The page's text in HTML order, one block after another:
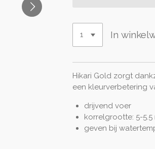
In
Hikari Gold zorgt
een kleurverbetering
drijvend voer
korrelgrootte: 5-5.5
geven bij